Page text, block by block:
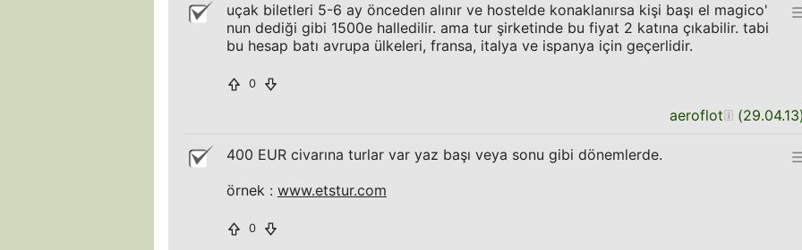
uçak biletleri 5-6 ay önceden alınır ve hostelde konaklanırsa kişi başı el magico'
nun dediği gibi 1500e halledilir. ama tur şirketinde bu fiyat 2 katına çıkabilir. tabi
bu hesap batı avrupa ülkeleri, fransa, italya ve ispanya için geçerlidir.
0
aeroflot (29.04.13
400 EUR civarına turlar var yaz başı veya sonu gibi dönemlerde.
örnek : www.etstur.com
0